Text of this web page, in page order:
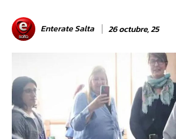
Enterate Salta 26 octubre, 25